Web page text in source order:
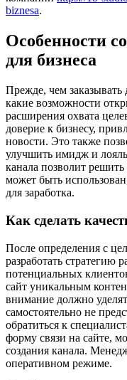
biznesa.
Особенности
для бизнеса
Прежде, чем
какие возможности
расширения охвата
доверие к бизнесу,
новости. Это также
улучшить имидж и
канала позволит
может быть
для заработка.
Как сделать
После определения с
разработать стратегию
потенциальных
сайт уникальным
внимание должно
самостоятельно не
обратиться к
форму связи на сайте,
создания канала.
оперативном режиме.